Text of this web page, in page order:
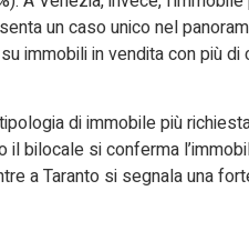
un caso unico nel
immobili in vendita con più di
di immobile più
il bilocale si conferma
a Taranto si segnala una